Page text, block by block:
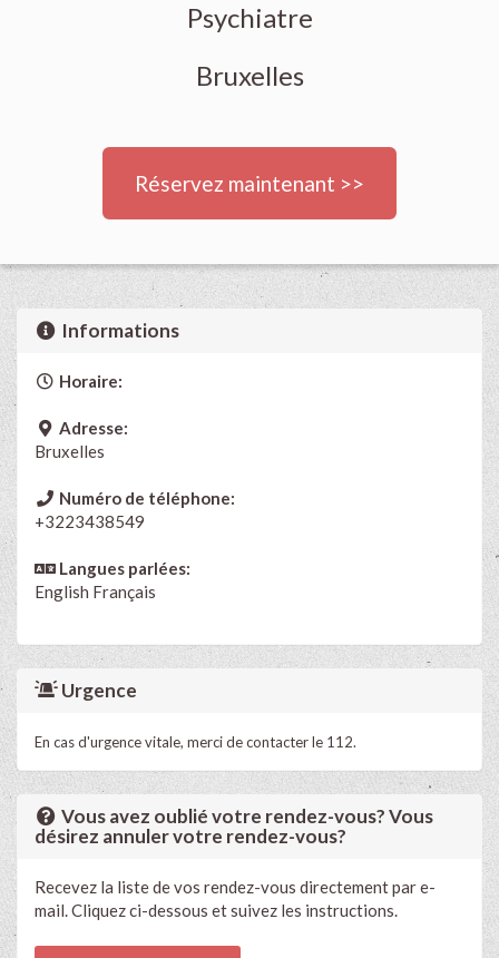
Psychiatre
Bruxelles
Réservez maintenant >>
Informations
Horaire:
Adresse:
Bruxelles
Numéro de téléphone:
+3223438549
Langues parlées:
English Français
Urgence
En cas d'urgence vitale, merci de contacter le 112.
Vous avez oublié votre rendez-vous? Vous
désirez annuler votre rendez-vous?
Recevez la liste de vos rendez-vous directement par e-
mail. Cliquez ci-dessous et suivez les instructions.